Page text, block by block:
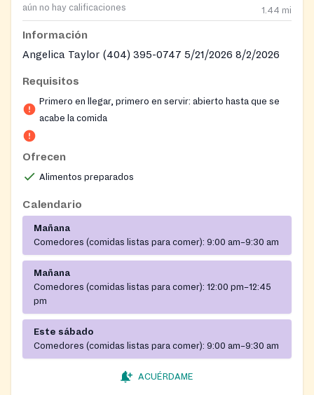
aún no hay calificaciones
1.44 mi
Información
Angelica Taylor (404) 395-0747 5/21/2026 8/2/2026
Requisitos
Primero en llegar, primero en servir: abierto hasta que se
acabe la comida
Ofrecen
Alimentos preparados
Calendario
Mañana
Comedores (comidas listas para comer): 9:00 am–9:30 am
Mañana
Comedores (comidas listas para comer): 12:00 pm–12:45
pm
Este sábado
Comedores (comidas listas para comer): 9:00 am–9:30 am
ACUÉRDAME